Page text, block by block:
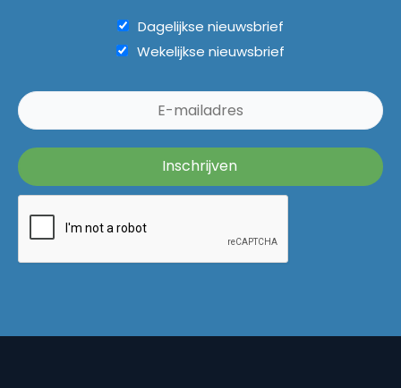
Dagelijkse nieuwsbrief
Wekelijkse nieuwsbrief